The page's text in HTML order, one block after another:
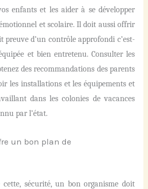
enfants et les aider à se développer
et scolaire. Il doit aussi offrir
d’un contrôle approfondi c’est-
et bien entretenu. Consulter les
des recommandations des parents
les installations et les équipements et
dans les colonies de vacances
par l’état.
un bon plan de
sécurité, un bon organisme doit